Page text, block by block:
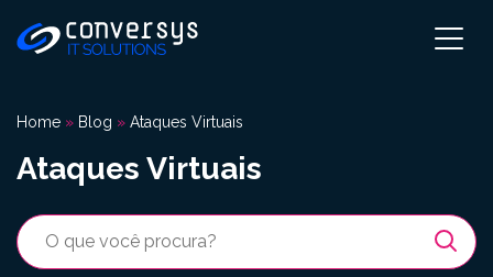
para
Home » Blog » Ataques Virtuais
Ataques Virtuais